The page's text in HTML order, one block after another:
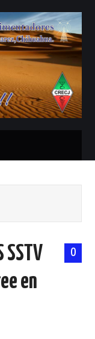
0
SSTV
en